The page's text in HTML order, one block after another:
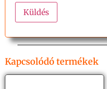
Kapcsolódó termékek